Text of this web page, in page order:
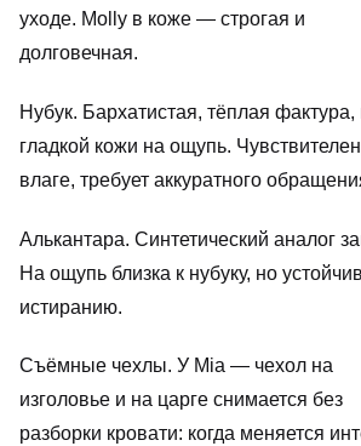
уходе. Molly в коже — строгая и
долговечная.
Нубук. Бархатистая, тёплая фактура,
гладкой кожи на ощупь.
влаге, требует аккуратного
Алькантара. Синтетический аналог
На ощупь близка к нубуку, но
истиранию.
Съёмные чехлы. У Mia — чехол на
изголовье и на царге снимается без
разборки кровати: когда меняется